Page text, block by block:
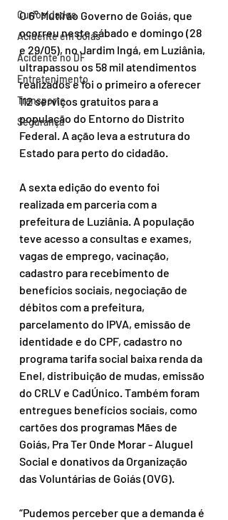
Curiosidades
Acidente em Goiás
Acidente no DF
Entretenimento
Transporte
Segurança
O 6° Mutirão Governo de Goiás, que
ocorreu neste sábado e domingo (28
e 29/05), no Jardim Ingá, em Luziânia,
ultrapassou os 58 mil atendimentos
realizados e foi o primeiro a oferecer
112 serviços gratuitos para a
população do Entorno do Distrito
Federal. A ação leva a estrutura do
Estado para perto do cidadão.
A sexta edição do evento foi
realizada em parceria com a
prefeitura de Luziânia. A população
teve acesso a consultas e exames,
vagas de emprego, vacinação,
cadastro para recebimento de
benefícios sociais, negociação de
débitos com a prefeitura,
parcelamento do IPVA, emissão de
identidade e do CPF, cadastro no
programa tarifa social baixa renda da
Enel, distribuição de mudas, emissão
do CRLV e CadÚnico. Também foram
entregues benefícios sociais, como
cartões dos programas Mães de
Goiás, Pra Ter Onde Morar - Aluguel
Social e donativos da Organização
das Voluntárias de Goiás (OVG).
“Pudemos perceber que a demanda é